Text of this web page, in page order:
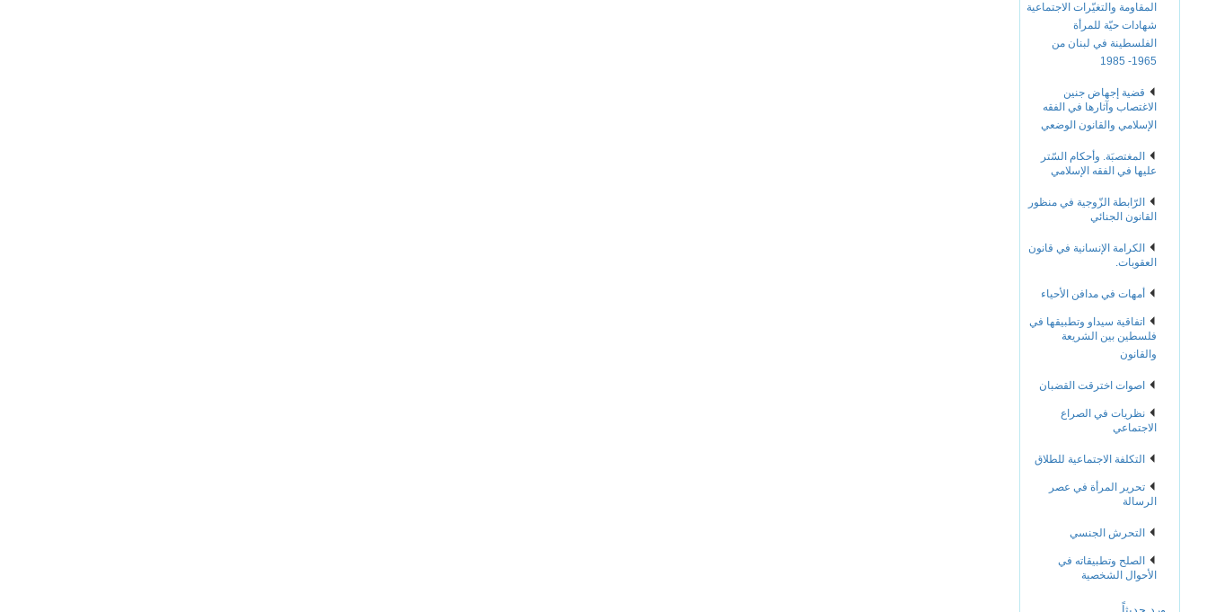
المقاومة والتغيّرات الاجتماعية
شهادات حيّة للمرأة
الفلسطينة في لبنان من
1965- 1985
قضية إجهاض جنين
الاغتصاب وآثارها في الفقه
الإسلامي والقانون الوضعي
المغتصبَة. وأحكام السّتر
عليها في الفقه الإسلامي
الرّابطة الزّوجية في منظور
القانون الجنائي
الكرامة الإنسانية في قانون
العقوبات.
أمهات في مدافن الأحياء
اتفاقية سيداو وتطبيقها في
فلسطين بين الشريعة
والقانون
اصوات اخترقت القضبان
نظريات في الصراع
الاجتماعي
التكلفة الاجتماعية للطلاق
تحرير المرأة في عصر
الرسالة
التحرش الجنسي
الصلح وتطبيقاته في
الأحوال الشخصية